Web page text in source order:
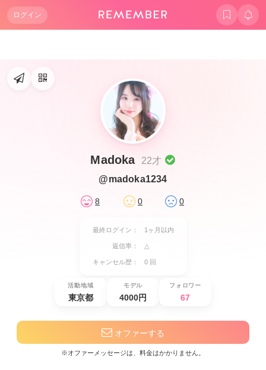
ログイン
Madoka
22才
@madoka1234
8 0 0
最終ログイン： 1ヶ月以内
返信率： △
キャンセル歴： 0 回
活動地域
東京都
モデル
4000円
フォロワー
67
オファーする
※オファーメッセージは、料金はかかりません。